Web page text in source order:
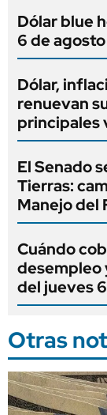
Dólar blue
6 de agosto
Dólar,
renuevan
principales
El Senado
Tierras:
Manejo del
Cuándo
desempleo
del jueves
Otras